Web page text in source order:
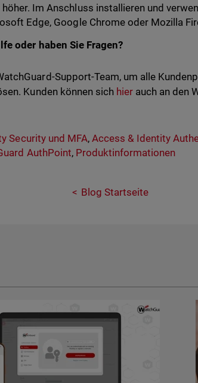
Im Anschluss installieren und
Edge, Google Chrome oder Mozilla
oder haben Sie Fragen?
Support-Team, um alle
Kunden können sich hierauch an den
Security und MFA, Access & Identity
AuthPoint, Produktinformationen
Blog Startseite